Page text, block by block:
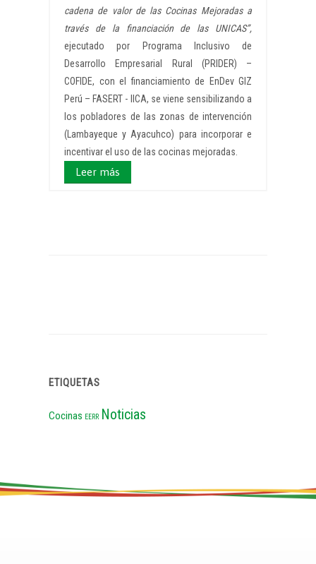
cadena de valor de las Cocinas Mejoradas a
través de la financiación de las UNICAS”,
ejecutado por Programa Inclusivo de
Desarrollo Empresarial Rural (PRIDER) –
COFIDE, con el financiamiento de EnDev GIZ
Perú – FASERT - IICA, se viene sensibilizando a
los pobladores de las zonas de intervención
(Lambayeque y Ayacuhco) para incorporar e
incentivar el uso de las cocinas mejoradas.
Leer más
ETIQUETAS
Cocinas EERR Noticias